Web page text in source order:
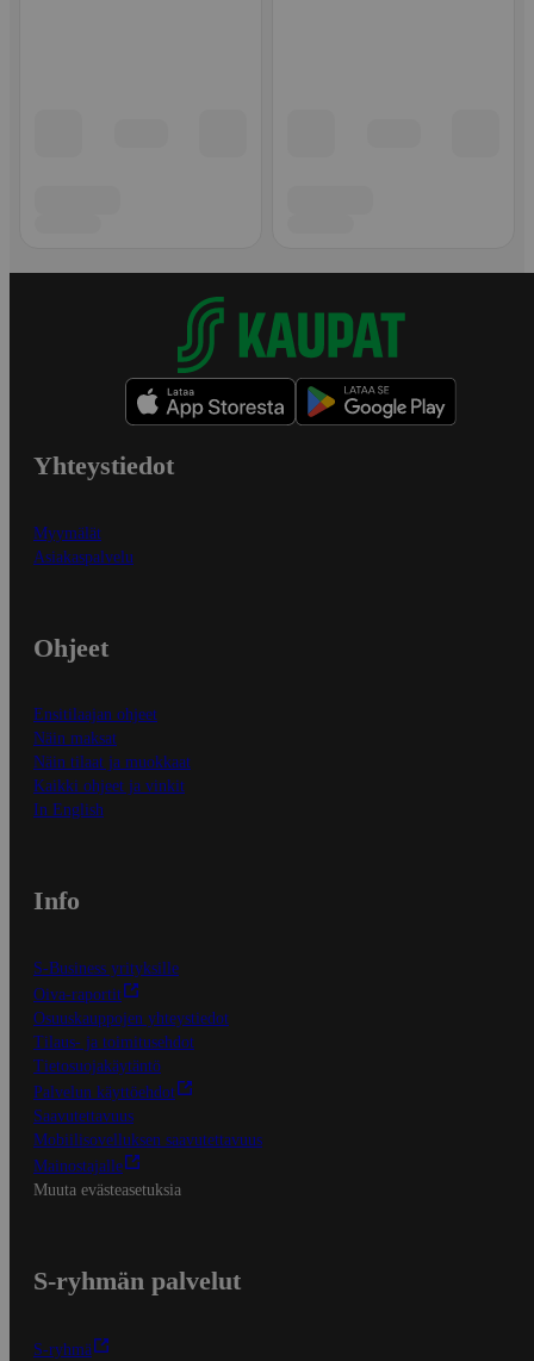
Yhteystiedot
Myymälät
Asiakaspalvelu
Ohjeet
Ensitilaajan ohjeet
Näin maksat
Näin tilaat ja muokkaat
Kaikki ohjeet ja vinkit
In English
Info
S-Business yrityksille
Oiva-raportit
Osuuskauppojen yhteystiedot
Tilaus- ja toimitusehdot
Tietosuojakäytäntö
Palvelun käyttöehdot
Saavutettavuus
Mobiilisovelluksen saavutettavuus
Mainostajalle
Muuta evästeasetuksia
S-ryhmän palvelut
S-ryhmä